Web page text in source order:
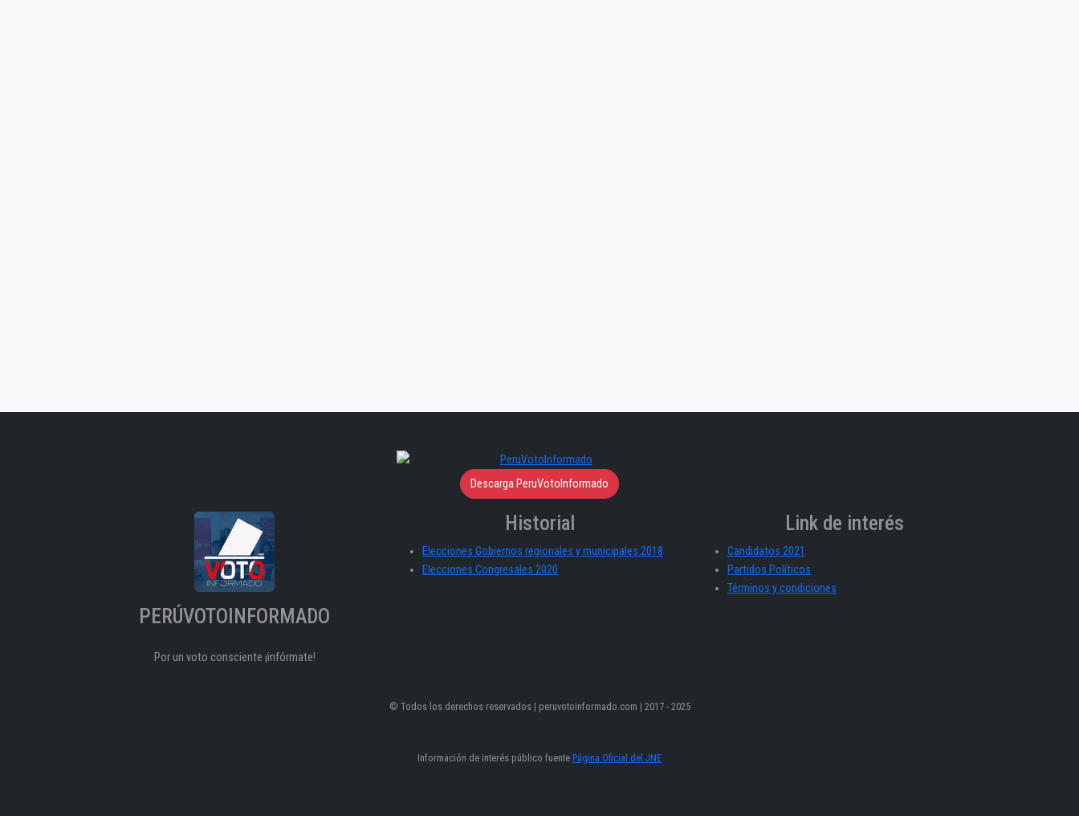
Descarga PeruVotoInformado
PERÚVOTOINFORMADO
Por un voto consciente ¡infórmate!
Historial
Elecciones Gobiernos regionales y municipales 2018
Elecciones Congresales 2020
Link de interés
Candidatos 2021
Partidos Políticos
Términos y condiciones
© Todos los derechos reservados | peruvotoinformado.com | 2017 - 2025
Información de interés público fuente Página Oficial del JNE